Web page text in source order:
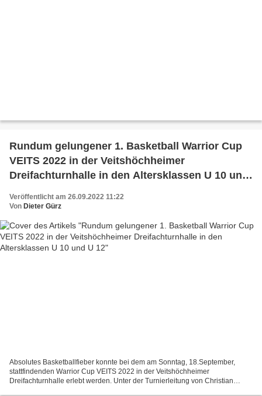
Rundum gelungener 1. Basketball Warrior Cup
VEITS 2022 in der Veitshöchheimer
Dreifachturnhalle in den Altersklassen U 10 und
Veröffentlicht am 26.09.2022 11:22
Von Dieter Gürz
Absolutes Basketballfieber konnte bei dem am Sonntag, 18.September,
stattfindenden Warrior Cup VEITS 2022 in der Veitshöchheimer
Dreifachturnhalle erlebt werden. Unter der Turnierleitung von Christian